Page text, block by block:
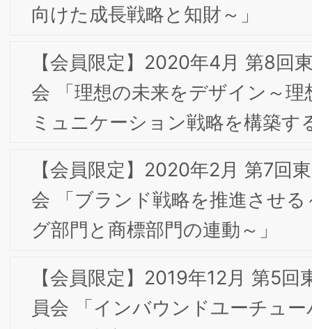
会 「米国の流通・小売ビジネスをめぐる注目の
動向」
【会員限定】2019年5⽉ 第2回東京専門部会委員
会 「海外市場対応への研修セミ ナー」
2018年5月 第2回東京専門部会委員会のお知ら
2018年3月 第8回東京専門部会委員会のお知ら
2018年2月 第7回東京専門部会委員会のお知ら
2017年6月 第3回東京専門部会委員会のお知ら
2017年5月 第2回東京専門部会 開催レポート